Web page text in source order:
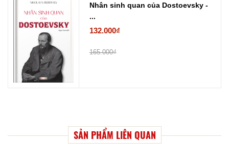
Nhân sinh quan của Dostoevsky -
...
132.000₫
165.000₫
SẢN PHẨM LIÊN QUAN